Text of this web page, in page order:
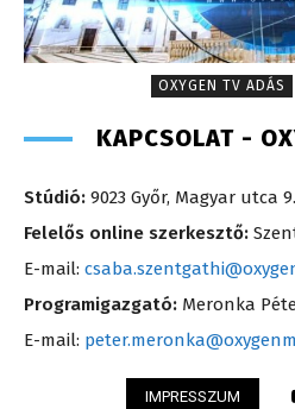
OXYGEN TV ADÁS
KAPCSOLAT -
Stúdió: 9023 Győr, Magyar utca 9.
Felelős online szerkesztő:
E-mail:
Programigazgató: Meronka
E-mail:
IMPRESSZUM